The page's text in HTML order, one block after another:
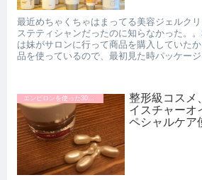
最近めちゃくちゃはまってる美容ジェルク
ステティシャンだったのに知らなかった。
は妹がサロンに行って商品を購入していた
品を使っているので、最初見た時パッケー
整形級コスメ
イスチャーオ
ペシャルケア